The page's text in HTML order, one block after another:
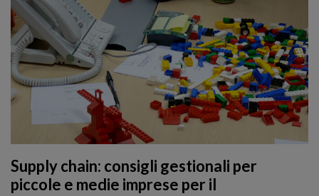
Supply chain: consigli gestionali per
piccole e medie imprese per il